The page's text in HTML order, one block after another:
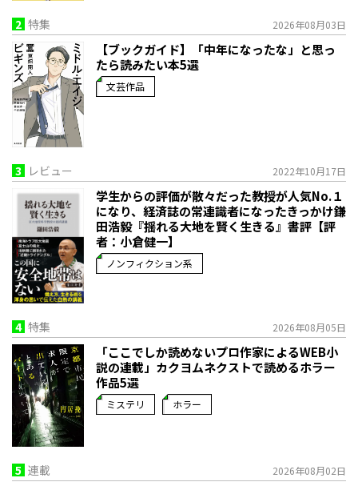
2 特集 2026年08月03日
【ブックガイド】「中年になったな」と思っ
たら読みたい本5選
文芸作品
3 レビュー 2022年10月17日
学生からの評価が散々だった教授が人気No.１
になり、経済誌の常連識者になったきっかけ――鎌
田浩毅『揺れる大地を賢く生きる』書評【評
者：小倉健一】
ノンフィクション系
4 特集 2026年08月05日
「ここでしか読めないプロ作家によるWEB小
説の連載」――カクヨムネクストで読めるホラー
作品5選
ミステリ ホラー
5 連載 2026年08月02日